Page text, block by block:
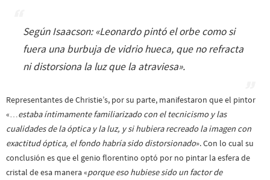
Según Isaacson: «Leonardo pintó el orbe como si
fuera una burbuja de vidrio hueca, que no refracta
ni distorsiona la luz que la atraviesa».
Representantes de Christie’s, por su parte, manifestaron que el pintor
«…estaba íntimamente familiarizado con el tecnicismo y las
cualidades de la óptica y la luz, y si hubiera recreado la imagen con
exactitud óptica, el fondo habría sido distorsionado». Con lo cual su
conclusión es que el genio florentino optó por no pintar la esfera de
cristal de esa manera «porque eso hubiese sido un factor de